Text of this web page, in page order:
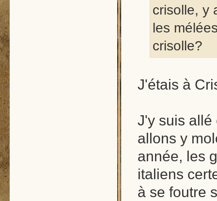
crisolle, y
les
crisolle?
J'étais à
J'y suis allé
allons y
année, les
italiens
à se foutre